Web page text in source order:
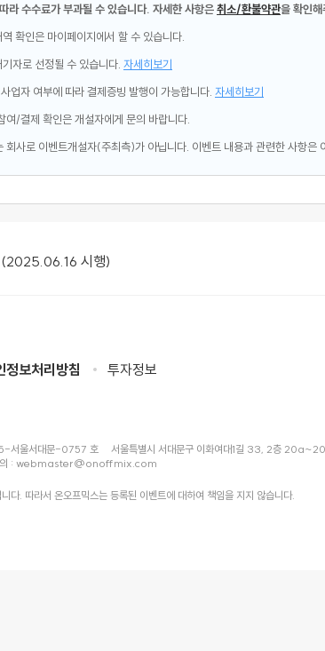
라 수수료가 부과될 수 있습니다. 자세한 사항은취소/환불약관을 확인해
확인은 마이페이지에서 할 수 있습니다.
자로 선정될 수 있습니다. 자세히보기
업자 여부에 따라 결제증빙 발행이 가능합니다. 자세히보기
/결제 확인은 개설자에게 문의 바랍니다.
사로 이벤트개설자(주최측)가 아닙니다. 이벤트 내용과 관련한 사항은
(2025.06.16 시행)
정보처리방침 투자정보
서울서대문-0757 호
서울특별시 서대문구 이화여대1길 33, 2층
: webmaster@onoffmix.com
다. 따라서 온오프믹스는 등록된 이벤트에 대하여 책임을 지지 않습니다.